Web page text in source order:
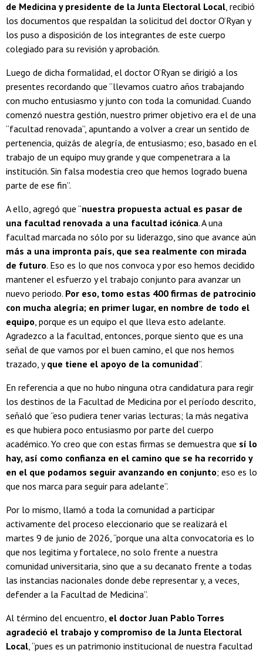
de Medicina y presidente de la Junta Electoral Local, recibió
los documentos que respaldan la solicitud del doctor O’Ryan y
los puso a disposición de los integrantes de este cuerpo
colegiado para su revisión y aprobación.
Luego de dicha formalidad, el doctor O’Ryan se dirigió a los
presentes recordando que “llevamos cuatro años trabajando
con mucho entusiasmo y junto con toda la comunidad. Cuando
comenzó nuestra gestión, nuestro primer objetivo era el de una
“facultad renovada”, apuntando a volver a crear un sentido de
pertenencia, quizás de alegría, de entusiasmo; eso, basado en el
trabajo de un equipo muy grande y que compenetrara a la
institución. Sin falsa modestia creo que hemos logrado buena
parte de ese fin”.
A ello, agregó que “nuestra propuesta actual es pasar de
una facultad renovada a una facultad icónica. A una
facultad marcada no sólo por su liderazgo, sino que avance aún
más a una impronta país, que sea realmente con mirada
de futuro. Eso es lo que nos convoca y por eso hemos decidido
mantener el esfuerzo y el trabajo conjunto para avanzar un
nuevo periodo. Por eso, tomo estas 400 firmas de patrocinio
con mucha alegría; en primer lugar, en nombre de todo el
equipo, porque es un equipo el que lleva esto adelante.
Agradezco a la facultad, entonces, porque siento que es una
señal de que vamos por el buen camino, el que nos hemos
trazado, yque tiene el apoyo de la comunidad”.
En referencia a que no hubo ninguna otra candidatura para regir
los destinos de la Facultad de Medicina por el período descrito,
señaló que “eso pudiera tener varias lecturas; la más negativa
es que hubiera poco entusiasmo por parte del cuerpo
académico. Yo creo que con estas firmas se demuestra que sí lo
hay, así como confianza en el camino que se ha recorrido y
en el que podamos seguir avanzando en conjunto; eso es lo
que nos marca para seguir para adelante”.
Por lo mismo, llamó a toda la comunidad a participar
activamente del proceso eleccionario que se realizará el
martes 9 de junio de 2026, “porque una alta convocatoria es lo
que nos legitima y fortalece, no solo frente a nuestra
comunidad universitaria, sino que a su decanato frente a todas
las instancias nacionales donde debe representar y, a veces,
defender a la Facultad de Medicina”.
Al término del encuentro, el doctor Juan Pablo Torres
agradeció el trabajo y compromiso de la Junta Electoral
Local, “pues es un patrimonio institucional de nuestra facultad